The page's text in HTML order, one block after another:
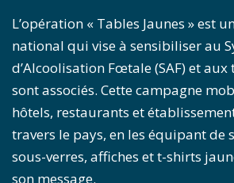
L’opération « Tables Jaunes » est
national qui vise à sensibiliser au
d’Alcoolisation Fœtale (SAF) et
sont associés. Cette campagne
hôtels, restaurants et
travers le pays, en les équipant de
sous-verres, affiches et t-shirts
son message.